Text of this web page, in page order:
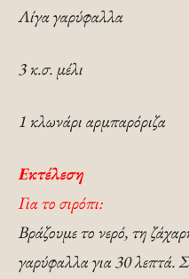
Λίγα γαρύφαλλα
3 κ.σ. μέλι
1 κλωνάρι αρμπαρόριζα
Εκτέλεση
Για το σιρόπι:
Βράζουμε το νερό, τη
γαρύφαλλα για 30 λεπτά.